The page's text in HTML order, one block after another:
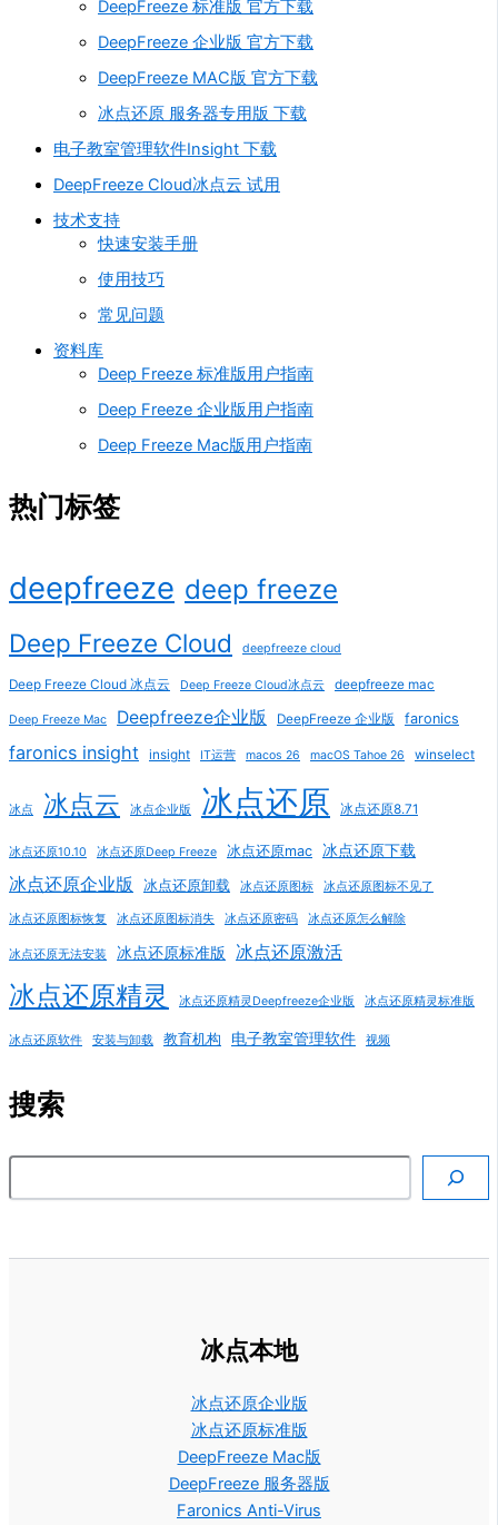
DeepFreeze 标准版 官方下载
DeepFreeze 企业版 官方下载
DeepFreeze MAC版 官方下载
冰点还原 服务器专用版 下载
电子教室管理软件Insight 下载
DeepFreeze Cloud冰点云 试用
技术支持
快速安装手册
使用技巧
常见问题
资料库
Deep Freeze 标准版用户指南
Deep Freeze 企业版用户指南
Deep Freeze Mac版用户指南
热门标签
deepfreeze deep freeze
Deep Freeze Cloud deepfreeze cloud
Deep Freeze Cloud 冰点云 Deep Freeze Cloud冰点云 deepfreeze mac
Deep Freeze Mac Deepfreeze企业版 DeepFreeze 企业版 faronics
faronics insight insight IT运营 macos 26 macOS Tahoe 26 winselect
冰点 冰点云 冰点企业版 冰点还原 冰点还原8.71
冰点还原10.10 冰点还原Deep Freeze 冰点还原mac 冰点还原下载
冰点还原企业版 冰点还原卸载 冰点还原图标 冰点还原图标不见了
冰点还原图标恢复 冰点还原图标消失 冰点还原密码 冰点还原怎么解除
冰点还原无法安装 冰点还原标准版 冰点还原激活
冰点还原精灵 冰点还原精灵Deepfreeze企业版 冰点还原精灵标准版
冰点还原软件 安装与卸载 教育机构 电子教室管理软件 视频
搜索
搜索
冰点本地
冰点还原企业版
冰点还原标准版
DeepFreeze Mac版
DeepFreeze 服务器版
Faronics Anti-Virus